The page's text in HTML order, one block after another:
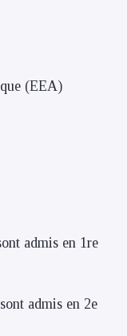
(EEA)
admis en 1re
admis en 2e